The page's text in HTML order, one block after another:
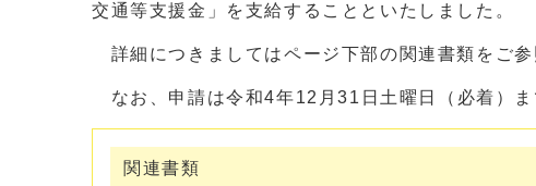
交通等支援金」を支給することといたしました。
詳細につきましてはページ下部の関連書類をご参
なお、申請は令和4年12月31日土曜日（必着）ま
関連書類